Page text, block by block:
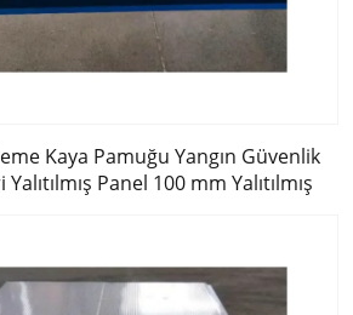
Kaya Pamuğu Yangın Güvenlik
Panel 100 mm Yalıtılmış